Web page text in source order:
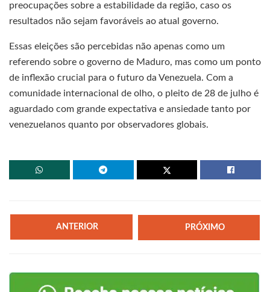
preocupações sobre a estabilidade da região, caso os
resultados não sejam favoráveis ao atual governo.
Essas eleições são percebidas não apenas como um
referendo sobre o governo de Maduro, mas como um ponto
de inflexão crucial para o futuro da Venezuela. Com a
comunidade internacional de olho, o pleito de 28 de julho é
aguardado com grande expectativa e ansiedade tanto por
venezuelanos quanto por observadores globais.
ANTERIOR PRÓXIMO